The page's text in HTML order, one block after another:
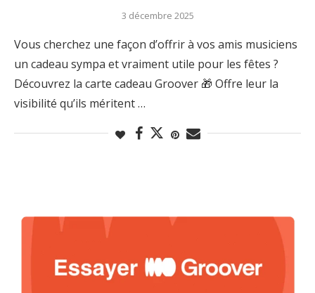
3 décembre 2025
Vous cherchez une façon d’offrir à vos amis musiciens
un cadeau sympa et vraiment utile pour les fêtes ?
Découvrez la carte cadeau Groover 🎁 Offre leur la
visibilité qu’ils méritent …